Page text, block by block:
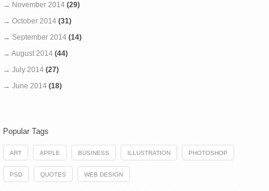
→ November 2014 (29)
→ October 2014 (31)
→ September 2014 (14)
→ August 2014 (44)
→ July 2014 (27)
→ June 2014 (18)
Popular Tags
ART APPLE BUSINESS ILLUSTRATION PHOTOSHOP
PSD QUOTES WEB DESIGN